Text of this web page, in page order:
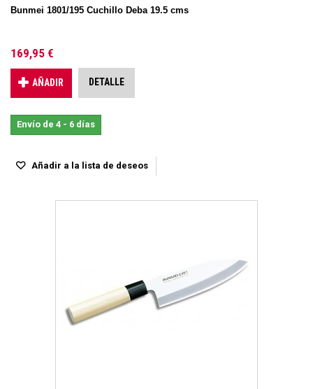
Bunmei 1801/195 Cuchillo Deba 19.5 cms
169,95 €
AÑADIR DETALLE
Envío de 4 - 6 días
Añadir a la lista de deseos